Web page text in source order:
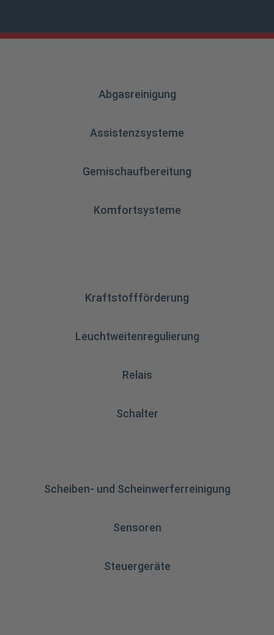
Abgasreinigung
Assistenzsysteme
Gemischaufbereitung
Komfortsysteme
Kraftstoffförderung
Leuchtweitenregulierung
Relais
Schalter
Scheiben- und Scheinwerferreinigung
Sensoren
Steuergeräte